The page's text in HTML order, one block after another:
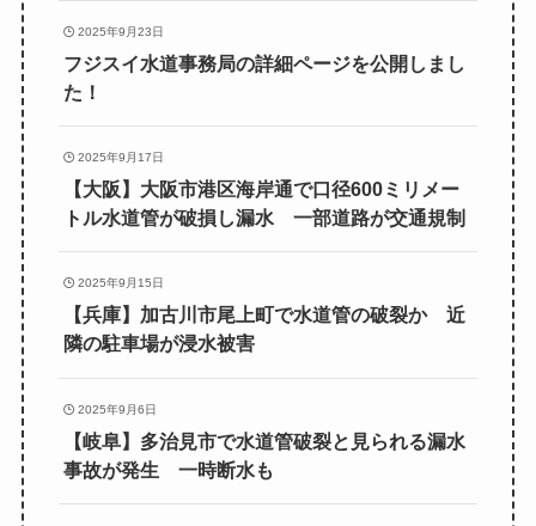
2025年9月23日
フジスイ水道事務局の詳細ページを公開しまし
た！
2025年9月17日
【大阪】大阪市港区海岸通で口径600ミリメー
トル水道管が破損し漏水 一部道路が交通規制
2025年9月15日
【兵庫】加古川市尾上町で水道管の破裂か 近
隣の駐車場が浸水被害
2025年9月6日
【岐阜】多治見市で水道管破裂と見られる漏水
事故が発生 一時断水も